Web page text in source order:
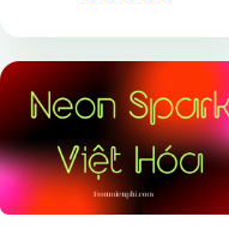
hạng4.5
5 sao